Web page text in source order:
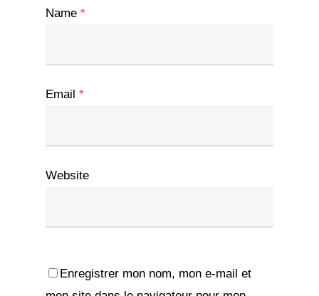
Name *
Email *
Website
Enregistrer mon nom, mon e-mail et